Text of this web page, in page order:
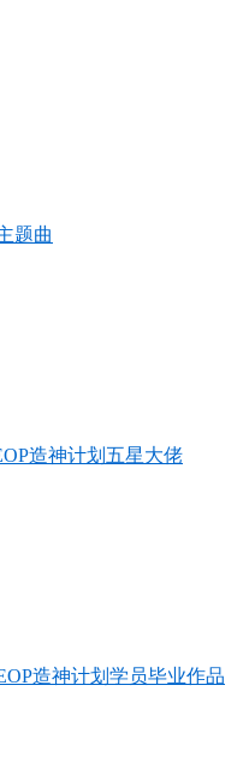
题曲
造神计划五星大佬
造神计划学员毕业作品